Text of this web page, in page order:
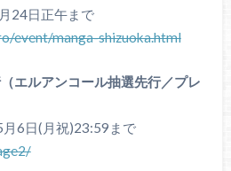
24日正午まで
event/manga-shizuoka.html
エルアンコール抽選先行／プレ
6日(月祝)23:59まで